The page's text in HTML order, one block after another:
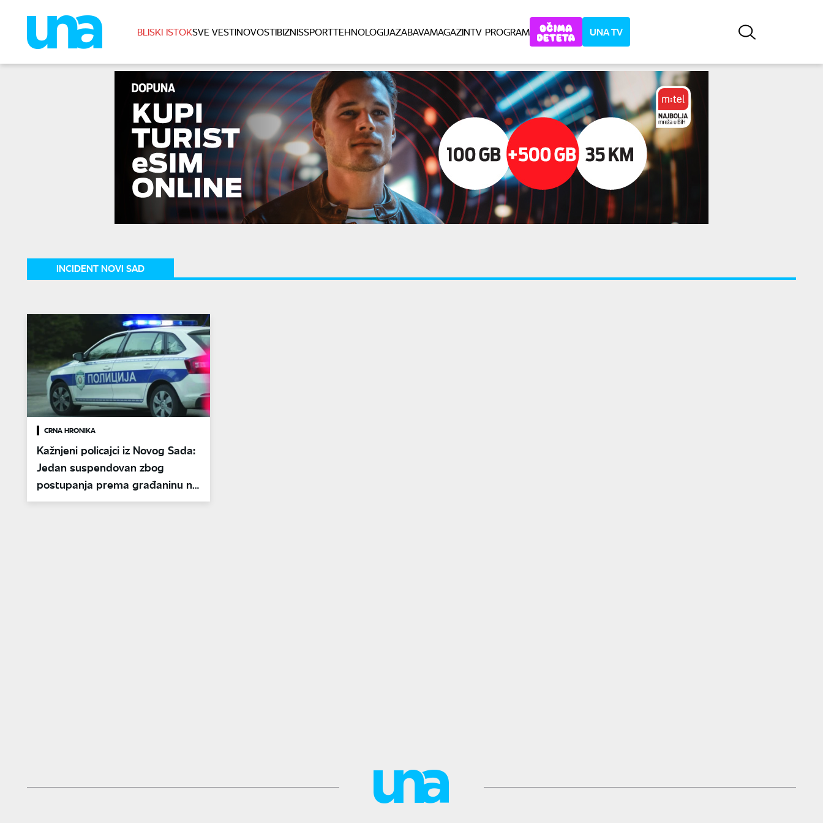
BLISKI ISTOKSVE VESTINOVOSTIBIZNISSPORTTEHNOLOGIJAZABAVAMAGAZINTV PROGRAM UNA TV
INCIDENT NOVI SAD
CRNA HRONIKA
Kažnjeni policajci iz Novog Sada:
Jedan suspendovan zbog
postupanja prema građaninu na
pešačkom prelazu